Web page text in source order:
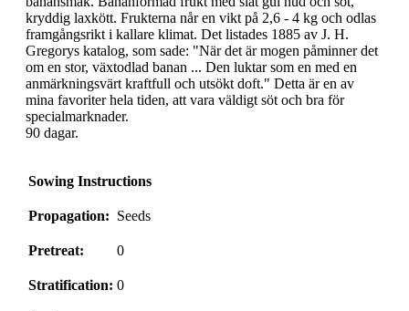
kryddig laxkött. Frukterna når en vikt på 2,6 - 4 kg och odlas
framgångsrikt i kallare klimat. Det listades 1885 av J. H.
Gregorys katalog, som sade: "När det är mogen påminner det
om en stor, växtodlad banan ... Den luktar som en med en
anmärkningsvärt kraftfull och utsökt doft." Detta är en av
mina favoriter hela tiden, att vara väldigt söt och bra för
specialmarknader.
90 dagar.
Sowing Instructions
Propagation: Seeds
Pretreat: 0
Stratification: 0